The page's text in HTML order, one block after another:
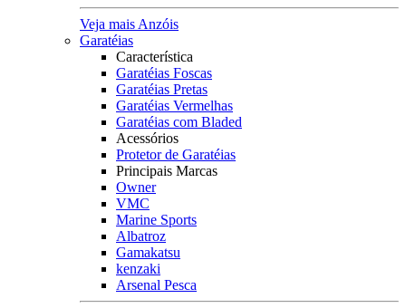
Veja mais Anzóis
Garatéias
Característica
Garatéias Foscas
Garatéias Pretas
Garatéias Vermelhas
Garatéias com Bladed
Acessórios
Protetor de Garatéias
Principais Marcas
Owner
VMC
Marine Sports
Albatroz
Gamakatsu
kenzaki
Arsenal Pesca